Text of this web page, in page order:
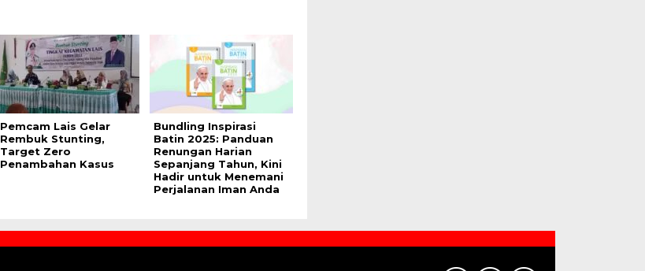
Pemcam Lais Gelar
Rembuk Stunting,
Target Zero
Penambahan Kasus
Bundling Inspirasi
Batin 2025: Panduan
Renungan Harian
Sepanjang Tahun, Kini
Hadir untuk Menemani
Perjalanan Iman Anda